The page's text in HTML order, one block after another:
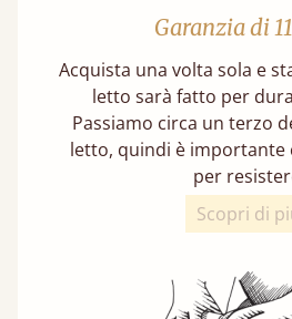
Garanzia di
Acquista una volta sola e
letto sarà fatto per
Passiamo circa un terzo
letto, quindi è importante
per
Scopri di